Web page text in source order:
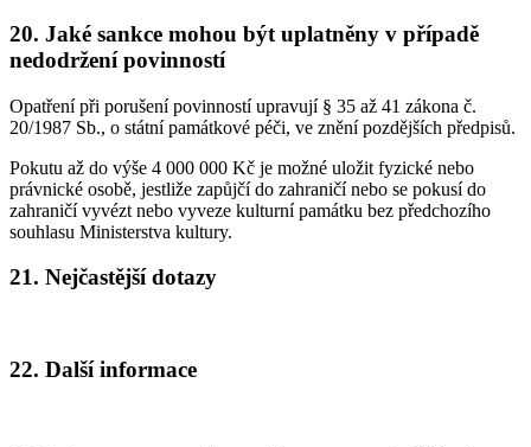
20. Jaké sankce mohou být uplatněny v případě
nedodržení povinností
Opatření při porušení povinností upravují § 35 až 41 zákona č.
20/1987 Sb., o státní památkové péči, ve znění pozdějších předpisů.
Pokutu až do výše 4 000 000 Kč je možné uložit fyzické nebo
právnické osobě, jestliže zapůjčí do zahraničí nebo se pokusí do
zahraničí vyvézt nebo vyveze kulturní památku bez předchozího
souhlasu Ministerstva kultury.
21. Nejčastější dotazy
22. Další informace